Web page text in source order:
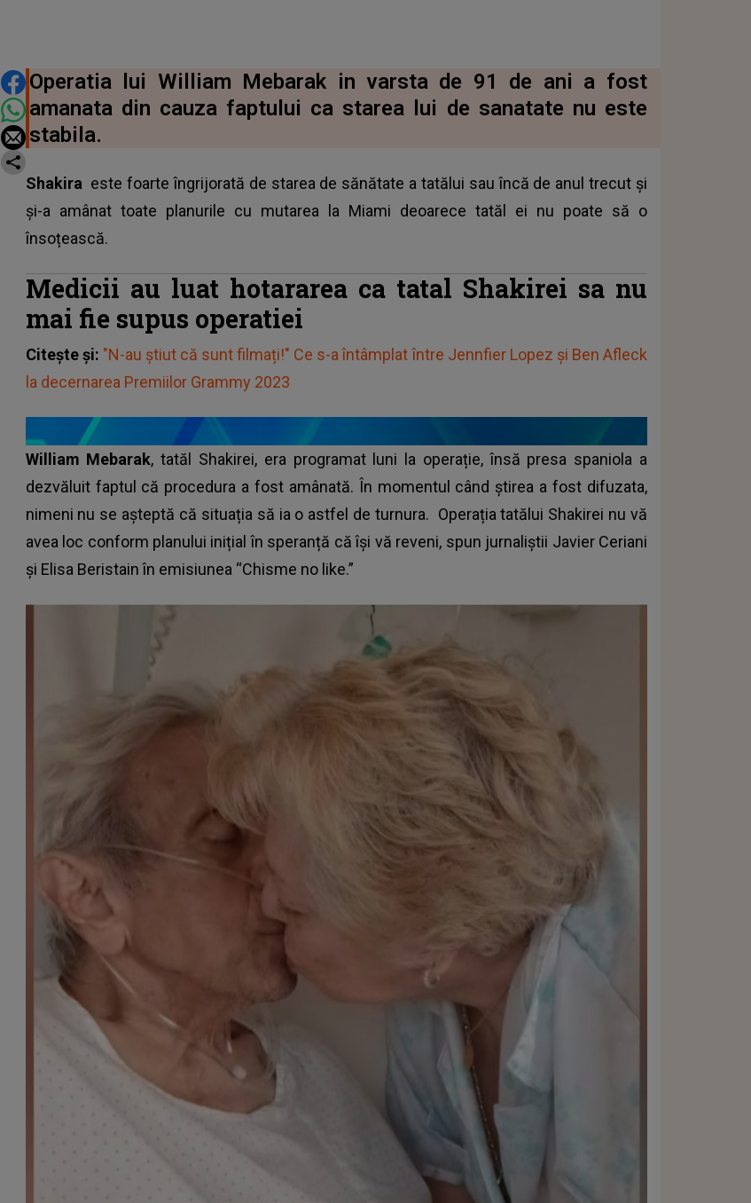
DISTRIBUIE ARTICOLUL
Operatia lui William Mebarak in varsta de 91 de ani a fost
amanata din cauza faptului ca starea lui de sanatate nu este
stabila.
Shakira este foarte îngrijorată de starea de sănătate a tatălui sau încă de anul trecut și
și-a amânat toate planurile cu mutarea la Miami deoarece tatăl ei nu poate să o
însoțească.
Medicii au luat hotararea ca tatal Shakirei sa nu
mai fie supus operatiei
Citește și: "N-au știut că sunt filmați!" Ce s-a întâmplat între Jennfier Lopez și Ben Afleck
la decernarea Premiilor Grammy 2023
William Mebarak, tatăl Shakirei, era programat luni la operație, însă presa spaniola a
dezvăluit faptul că procedura a fost amânată. În momentul când știrea a fost difuzata,
nimeni nu se așteptă că situația să ia o astfel de turnura. Operația tatălui Shakirei nu vă
avea loc conform planului inițial în speranță că își vă reveni, spun jurnaliștii Javier Ceriani
și Elisa Beristain în emisiunea “Chisme no like.”